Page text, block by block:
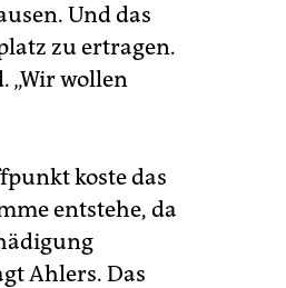
Und das
zu ertragen.
„Wir wollen
koste das
entstehe, da
Ahlers. Das